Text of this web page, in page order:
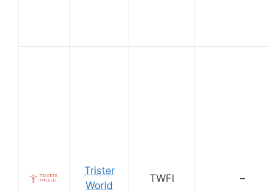
Trister
World
TWFI –